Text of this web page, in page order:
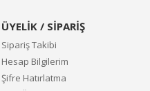
ÜYELİK / SİPARİŞ
Sipariş Takibi
Hesap Bilgilerim
Şifre Hatırlatma